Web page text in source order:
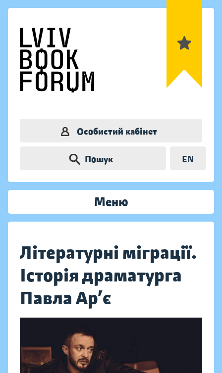
Особистий кабінет
Пошук EN
Меню
Літературні міграції.
Історія драматурга
Павла Ар’є